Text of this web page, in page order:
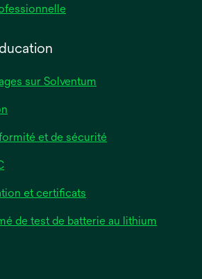
s’ouvre
onglet
sur Solventum
et de sécurité
et certificats
de test de batterie au lithium